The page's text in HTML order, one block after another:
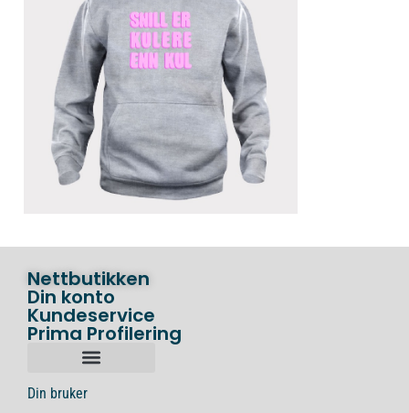
Nettbutikken
Din konto
Kundeservice
Prima Profilering
Din bruker